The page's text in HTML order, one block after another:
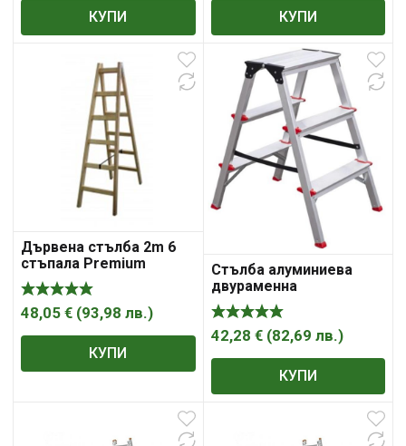
КУПИ КУПИ
Дървена стълба 2m 6
стъпала Premium
48,05 € (93,98 лв.)
КУПИ
Стълба алуминиева
двураменна
домакинска 2×3 STS
C04CNP03
42,28 € (82,69 лв.)
КУПИ